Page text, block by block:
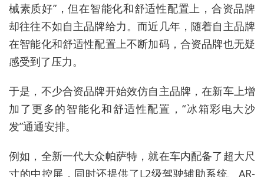
械素质好”，但在智能化和舒适性配置上，合资品牌
却往往不如自主品牌给力。而近几年，随着自主品牌
在智能化和舒适性配置上不断加码，合资品牌也无疑
感受到了压力。
于是，不少合资品牌开始效仿自主品牌，在新车上增
加了更多的智能化和舒适性配置，“冰箱彩电大沙
发”通通安排。
例如，全新一代大众帕萨特，就在车内配备了超大尺
寸的中控屏，同时还提供了L2级驾驶辅助系统、AR-